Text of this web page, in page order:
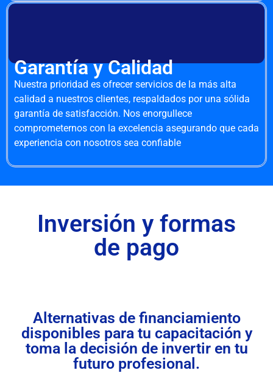
Garantía y Calidad
Nuestra prioridad es ofrecer servicios de la más alta
calidad a nuestros clientes, respaldados por una sólida
garantía de satisfacción. Nos enorgullece
comprometernos con la excelencia asegurando que cada
experiencia con nosotros sea confiable
Inversión y formas
de pago
Alternativas de financiamiento
disponibles para tu capacitación y
toma la decisión de invertir en tu
futuro profesional.